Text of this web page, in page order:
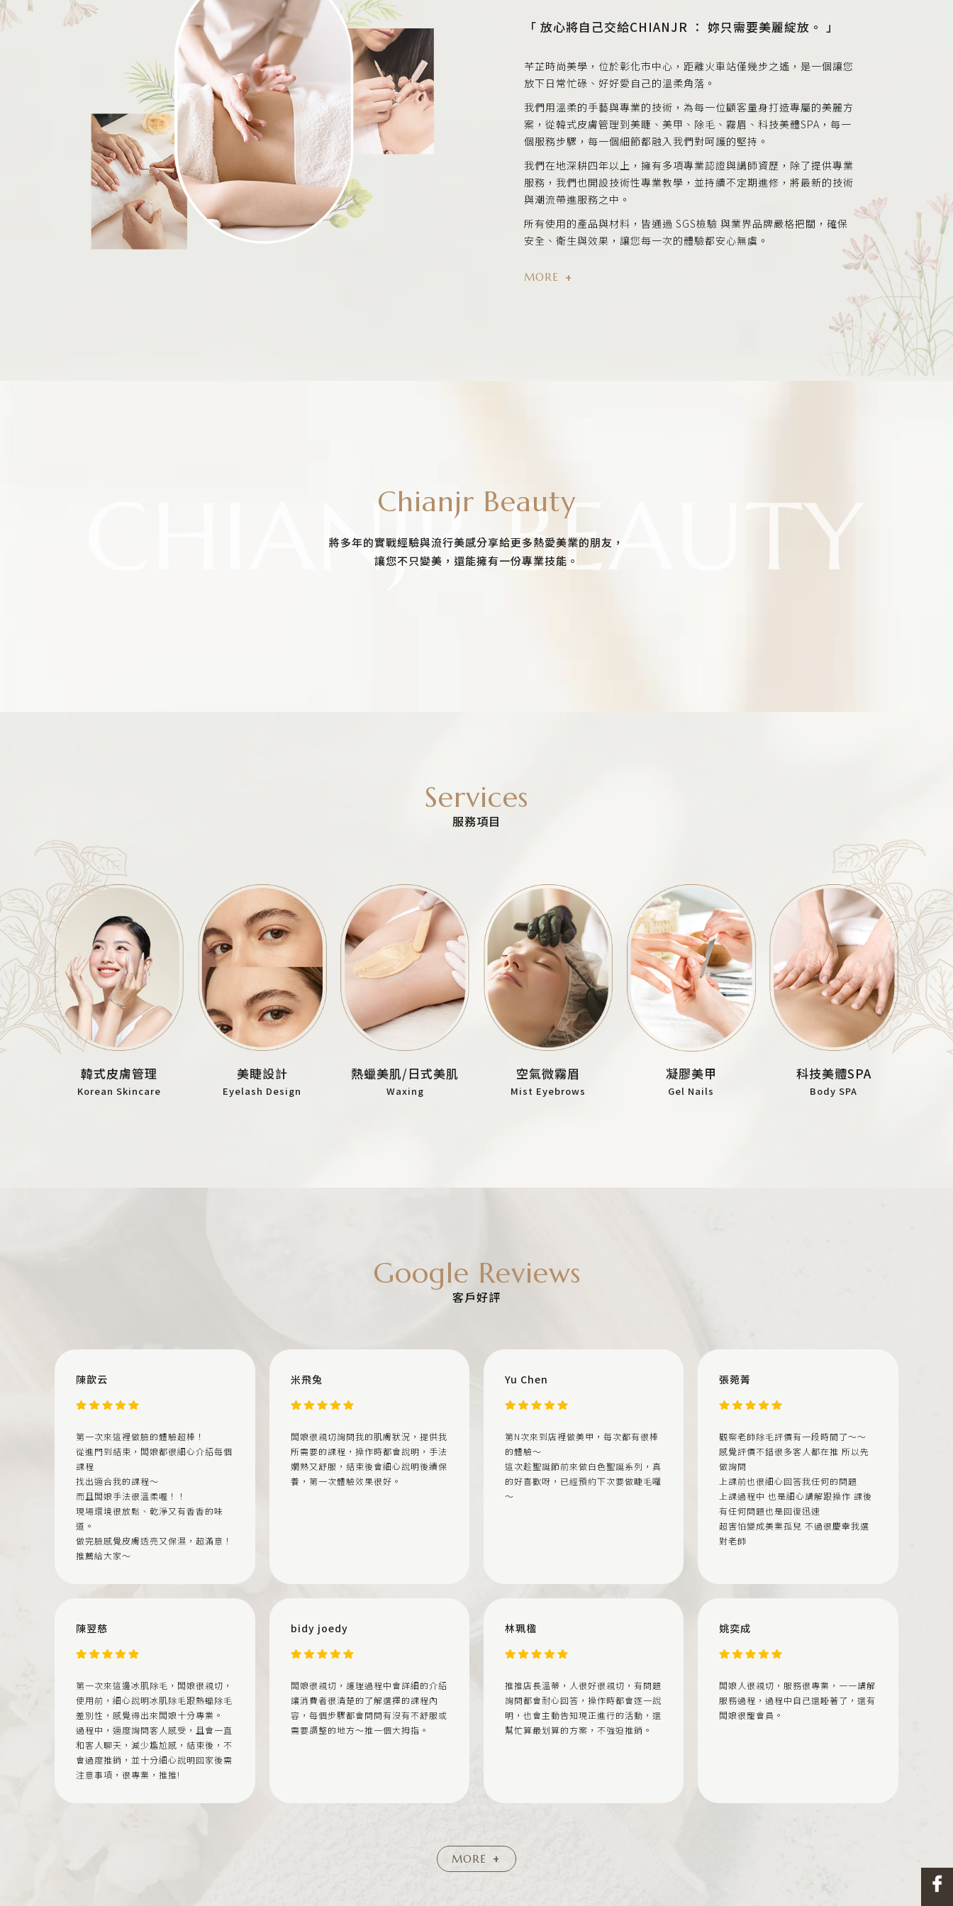
「 放心將自己交給CHIANJR ： 妳只需要美麗綻放。 」
芊芷時尚美學，位於彰化市中心，距離火車站僅幾步之遙，是一個讓您
放下日常忙碌、好好愛自己的溫柔角落。
我們用溫柔的手藝與專業的技術，為每一位顧客量身打造專屬的美麗方
案，從韓式皮膚管理到美睫、美甲、除毛、霧眉、科技美體SPA，每一
個服務步驟，每一個細節都融入我們對呵護的堅持。
我們在地深耕四年以上，擁有多項專業認證與講師資歷，除了提供專業
服務，我們也開設技術性專業教學，並持續不定期進修，將最新的技術
與潮流帶進服務之中。
所有使用的產品與材料，皆通過 SGS檢驗 與業界品牌嚴格把關，確保
安全、衛生與效果，讓您每一次的體驗都安心無虞。
MORE +
Chianjr Beauty
將多年的實戰經驗與流行美感分享給更多熱愛美業的朋友，
讓您不只變美，還能擁有一份專業技能。
Services
服務項目
韓式皮膚管理
Korean Skincare
美睫設計
Eyelash Design
熱蠟美肌/日式美肌
Waxing
空氣微霧眉
Mist Eyebrows
凝膠美甲
Gel Nails
科技美體SPA
Body SPA
Google Reviews
客戶好評
陳歆云
第一次來這裡做臉的體驗超棒！
從進門到結束，闆娘都很細心介紹每個
課程
找出適合我的課程～
而且闆娘手法很溫柔喔！！
現場環境很放鬆、乾淨又有香香的味
道。
做完臉感覺皮膚透亮又保濕，超滿意！
推薦給大家～
米飛兔
闆娘很親切詢問我的肌膚狀況，提供我
所需要的課程，操作時都會說明，手法
嫺熟又舒服，結束後會細心說明後續保
養，第一次體驗效果很好。
Yu Chen
第N次來到店裡做美甲，每次都有很棒
的體驗～
這次趁聖誕節前來做白色聖誕系列，真
的好喜歡呀，已經預約下次要做睫毛囉
～
張菀菁
觀察老師除毛評價有一段時間了～～
感覺評價不錯很多客人都在推 所以先
做詢問
上課前也很細心回答我任何的問題
上課過程中 也是細心講解跟操作 課後
有任何問題也是回復迅速
超害怕變成美業孤兒 不過很慶幸我選
對老師
陳翌慈
第一次來這邊冰肌除毛，闆娘很親切，
使用前，細心說明冰肌除毛跟熱蠟除毛
差別性，感覺得出來闆娘十分專業。
過程中，適度詢問客人感受，且會一直
和客人聊天，減少尷尬感，結束後，不
會過度推銷，並十分細心說明回家後需
注意事項，很專業，推推!
bidy joedy
闆娘很親切，護理過程中會詳細的介紹
讓消費者很清楚的了解選擇的課程內
容，每個步驟都會問問有沒有不舒服或
需要調整的地方～推一個大拇指。
林珮楹
推推店長溫蒂，人很好很親切，有問題
詢問都會耐心回答，操作時都會逐一說
明，也會主動告知現正進行的活動，還
幫忙算最划算的方案，不強迫推銷。
姚奕成
闆娘人很親切，服務很專業，一一講解
服務過程，過程中自己還睡著了，還有
闆娘很寵會員。
MORE +